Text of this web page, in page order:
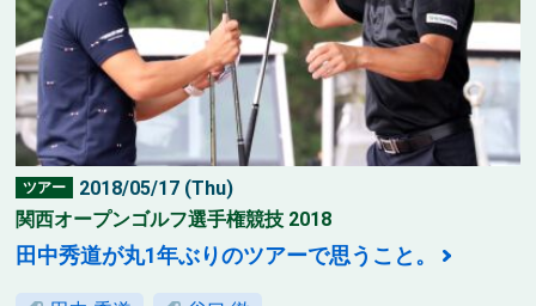
ツアー
2018/05/17 (Thu)
関西オープンゴルフ選手権競技 2018
田中秀道が丸1年ぶりのツアーで思うこと。